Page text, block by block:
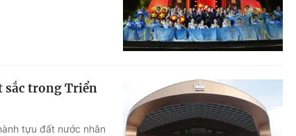
sắc trong Triển
tựu đất nước nhân